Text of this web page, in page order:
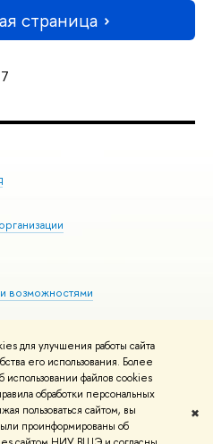
для улучшения работы сайта
его использования. Более
файлов cookies
обработки персональных
пользоваться сайтом, вы
проинформированы об
✖
страница
7
возможностями